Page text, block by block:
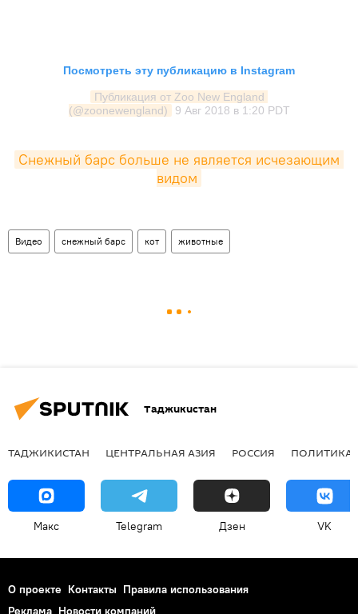
Посмотреть эту публикацию в Instagram
Публикация от Zoo New England
(@zoonewengland)
9 Авг 2018 в 1:20 PDT
Снежный барс больше не является исчезающим
видом
Видео снежный барс кот животные
Таджикистан
ТАДЖИКИСТАН ЦЕНТРАЛЬНАЯ АЗИЯ РОССИЯ ПОЛИТИКА
Макс Telegram Дзен VK
О проекте Контакты Правила использования
Реклама Новости компаний